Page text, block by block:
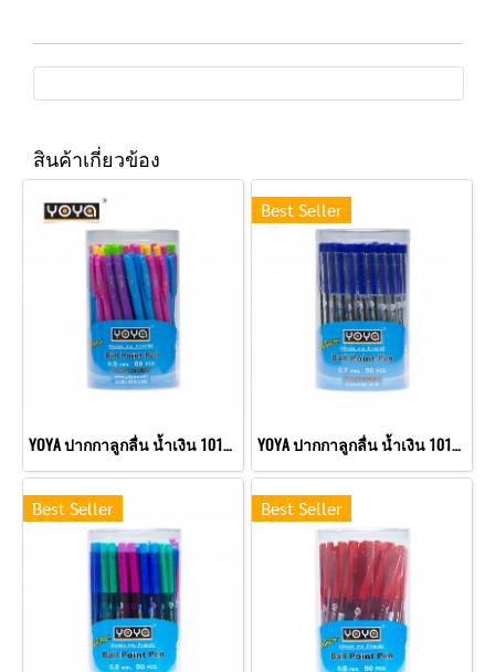
สินค้าเกี่ยวข้อง
YOYA ปากกาลูกลื่น น้ำเงิน 1015C แพ็ค 50
Best Seller
YOYA ปากกาลูกลื่น น้ำเงิน 1016 แพ็ค 50
Best Seller Best Seller